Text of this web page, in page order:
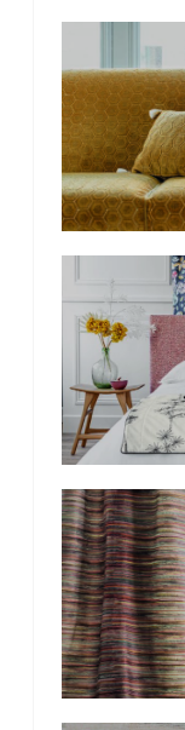
l'album
de
l'album
Photo
de
l'album